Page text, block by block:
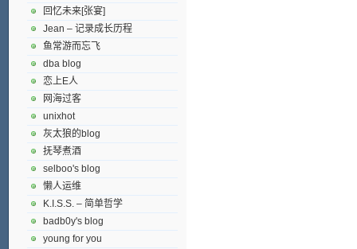
回忆未来[张宴]
Jean – 记录成长历程
鱼常游而忘飞
dba blog
恋上E人
网海过客
unixhot
灰太狼的blog
抚琴煮酒
selboo's blog
懒人运维
K.I.S.S. – 简单哲学
badb0y's blog
young for you